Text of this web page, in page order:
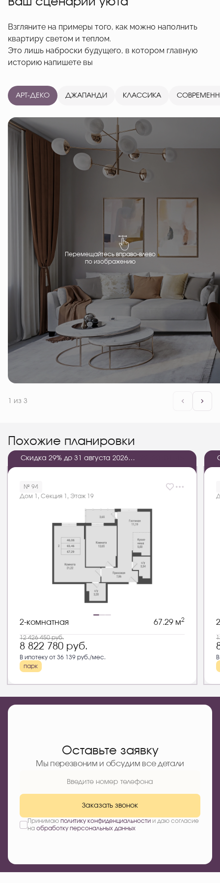
Взгляните на примеры того, как можно наполнить
квартиру светом и теплом.
Это лишь наброски будущего, в котором главную
историю напишете вы
АРТ-ДЕКО ДЖАПАНДИ КЛАССИКА
Перемещайтесь вправо-влево
по изображению
1 из 3
Похожие планировки
Скидка 29% до 31 августа 2026
№ 94
Дом 1, Секция 1, Этаж 19
2-комнатная 67.29 м2
12 426 450руб.
8 822 780 руб.
В ипотеку от 36 139 руб./мес.
парк
Оставьте заявку
Мы перезвоним и обсудим все детали
Заказать звонок
Принимаю политику конфиденциальностии даю согласие
на обработку персональных данных